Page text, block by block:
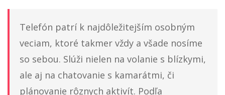
Telefón patrí k najdôležitejším osobným
veciam, ktoré takmer vždy a všade nosíme
so sebou. Slúži nielen na volanie s blízkymi,
ale aj na chatovanie s kamarátmi, či
plánovanie rôznych aktivít. Podľa